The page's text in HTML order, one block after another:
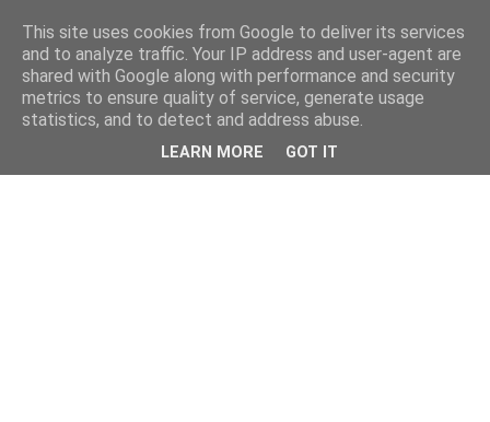
This site uses cookies from Google to deliver its services
and to analyze traffic. Your IP address and user-agent are
shared with Google along with performance and security
metrics to ensure quality of service, generate usage
statistics, and to detect and address abuse.
LEARN MORE GOT IT